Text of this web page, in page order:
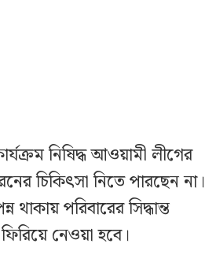
নিষিদ্ধ আওয়ামী লীগের
চিকিৎসা নিতে পারছেন না।
থাকায় পরিবারের সিদ্ধান্ত
নেওয়া হবে।